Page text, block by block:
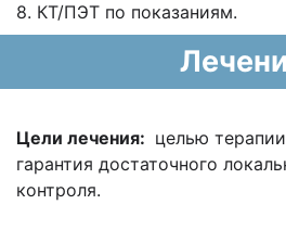
8. КТ/ПЭТ по показаниям.
Цели лечения: целью
гарантия достаточного
контроля.